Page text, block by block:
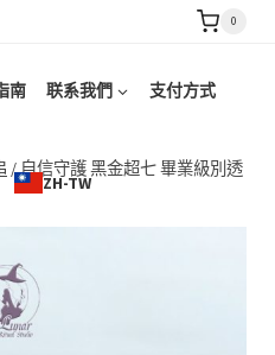
0
南 联系我們 支付方式
ZH-TW
/自信守護 黑金超七 畢業級別透